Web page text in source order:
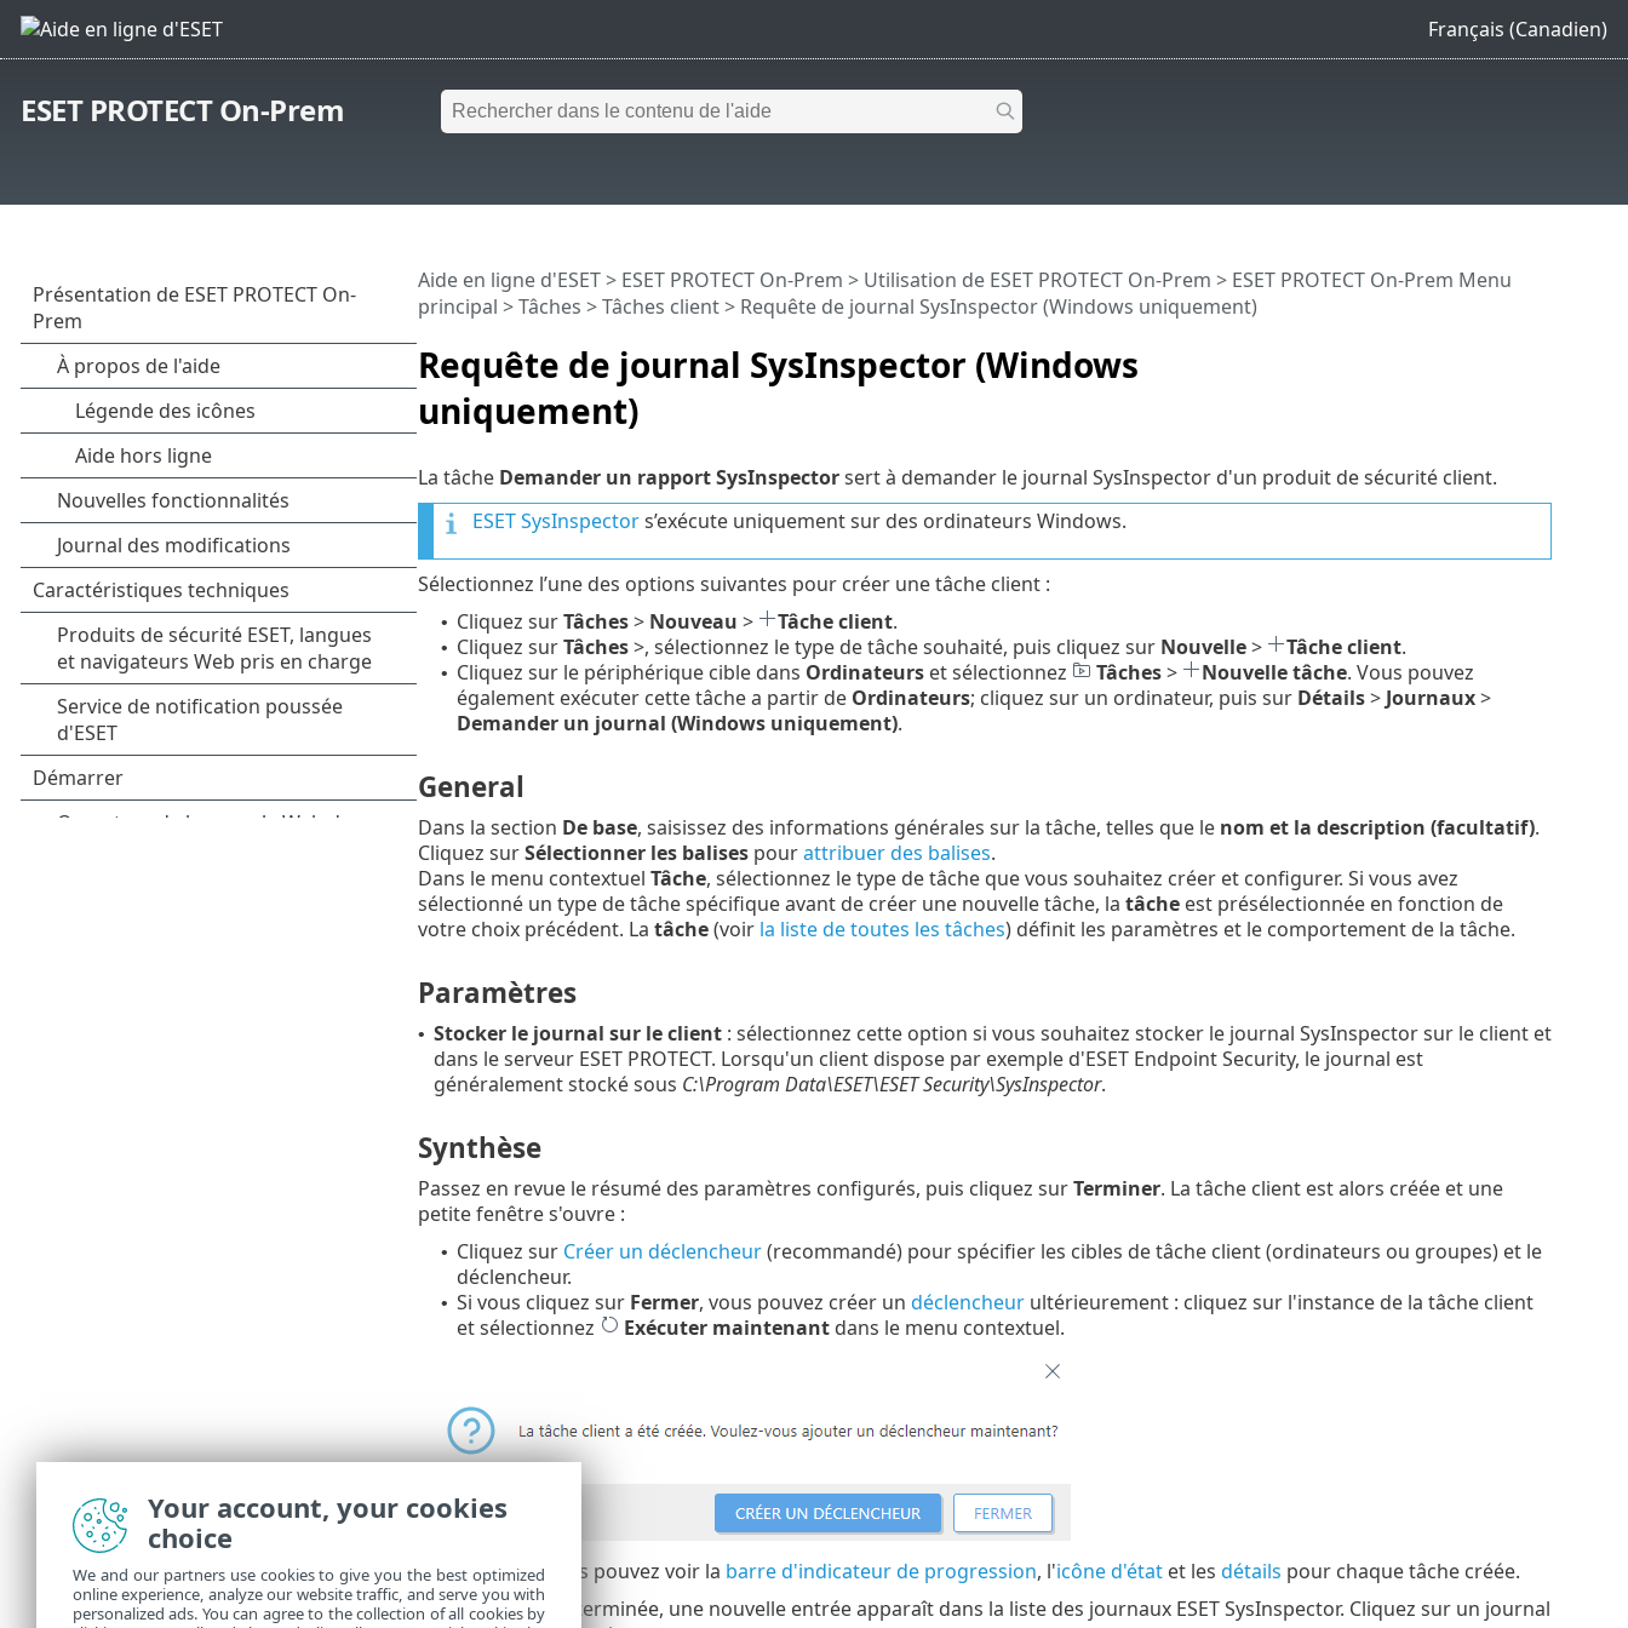
Français (Canadien)
ESET PROTECT On-Prem
Requête de journal SysInspector (Windows
uniquement)
Aide en ligne d'ESET> ESET PROTECT On-Prem > Utilisation de ESET PROTECT On-Prem > ESET PROTECT On-Prem Menu
principal >Tâches >Tâches client> Requête de journal SysInspector (Windows uniquement)
La tâche Demander un rapport SysInspectorsert à demander le journal SysInspector d'un produit de sécurité client.
ESET SysInspectors’exécute uniquement sur des ordinateurs Windows.
Sélectionnez l’une des options suivantes pour créer une tâche client :
• Cliquez surTâches> Nouveau > Tâche client.
• Cliquez surTâches>, sélectionnez le type de tâche souhaité, puis cliquez sur Nouvelle> Tâche client.
• Cliquez sur le périphérique cible dans Ordinateurset sélectionnez Tâches> Nouvelle tâche. Vous pouvez
également exécuter cette tâche a partir de Ordinateurs; cliquez sur un ordinateur, puis sur Détails> Journaux>
Demander un journal (Windows uniquement).
General
Dans la section De base, saisissez des informations générales sur la tâche, telles que le nom et la description (facultatif).
Cliquez surSélectionner les balisespourattribuer des balises.
Dans le menu contextuel Tâche, sélectionnez le type de tâche que vous souhaitez créer et configurer. Si vous avez
sélectionné un type de tâche spécifique avant de créer une nouvelle tâche, la tâcheest présélectionnée en fonction de
votre choix précédent. La tâche(voir la liste de toutes les tâches) définit les paramètres et le comportement de la tâche.
Paramètres
• Stocker le journal sur le client: sélectionnez cette option si vous souhaitez stocker le journal SysInspector sur le client et
dans le serveur ESET PROTECT. Lorsqu'un client dispose par exemple d'ESET Endpoint Security, le journal est
généralement stocké sous C:\Program Data\ESET\ESET Security\SysInspector.
Synthèse
Passez en revue le résumé des paramètres configurés, puis cliquez surTerminer. La tâche client est alors créée et une
petite fenêtre s'ouvre :
• Cliquez sur Créer un déclencheur(recommandé) pour spécifier les cibles de tâche client (ordinateurs ou groupes) et le
déclencheur.
• Si vous cliquez sur Fermer, vous pouvez créer un déclencheurultérieurement : cliquez sur l'instance de la tâche client
et sélectionnez
Exécuter maintenantdans le menu contextuel.
DansTâches, vous pouvez voir la barre d'indicateur de progression, l'icône d'étatet les détails pour chaque tâche créée.
Une fois la tâche terminée, une nouvelle entrée apparaît dans la liste des journaux ESET SysInspector. Cliquez sur un journal
Your account, your cookies
choice
We and our partners use cookies to give you the best optimized
online experience, analyze our website traffic, and serve you with
personalized ads. You can agree to the collection of all cookies by